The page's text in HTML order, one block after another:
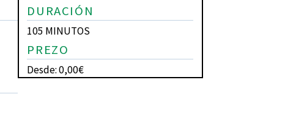
DURACIÓN
105 MINUTOS
PREZO
Desde: 0,00€